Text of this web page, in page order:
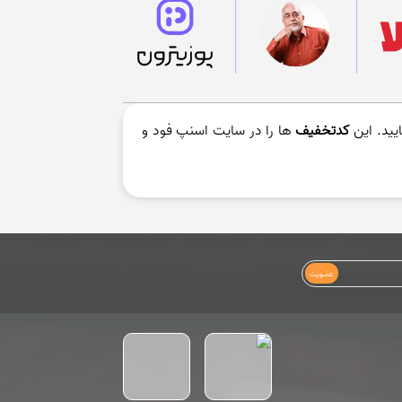
اینکدتخفیف ها را در سایت اسنپ فود و
عضویت